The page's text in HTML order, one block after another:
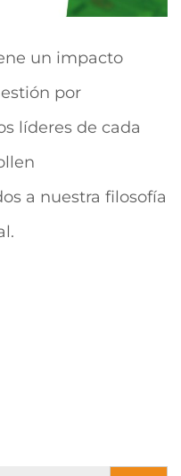
un impacto
por
líderes de cada
a nuestra filosofía